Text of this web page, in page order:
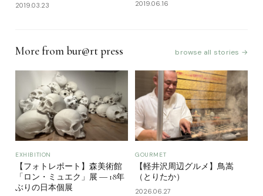
2019.03.23 2019.06.16
More from bur@rt press browse all stories →
EXHIBITION
【フォトレポート】森美術館
「ロン・ミュエク」展 ― 18年
ぶりの日本個展
GOURMET
【軽井沢周辺グルメ】鳥嵩
（とりたか）
2026.06.27